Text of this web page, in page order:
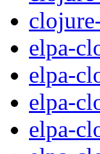
elpa-
elpa-
elpa-
elpa-